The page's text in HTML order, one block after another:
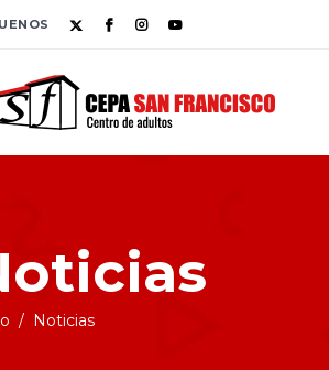
/ Noticias